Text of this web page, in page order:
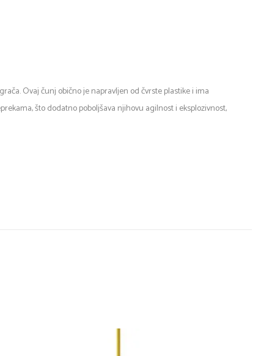
Ovaj čunj obično je napravljen od čvrste plastike i ima
što dodatno poboljšava njihovu agilnost i eksplozivnost,